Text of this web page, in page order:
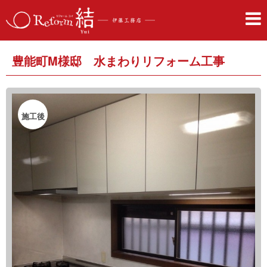
豊能町M様邸 水まわりリフォーム工事
施工後